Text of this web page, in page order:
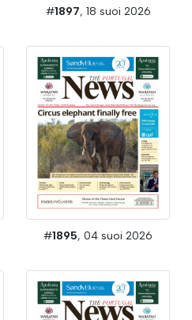
#1897, 18 suoi 2026
#1895, 04 suoi 2026